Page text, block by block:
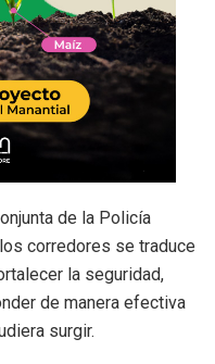
de la Policía
corredores se traduce
la seguridad,
de manera efectiva
surgir.